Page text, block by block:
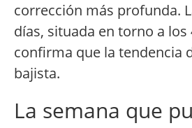
corrección más profunda.
días, situada en torno a los
confirma que la tendencia
bajista.
La semana que